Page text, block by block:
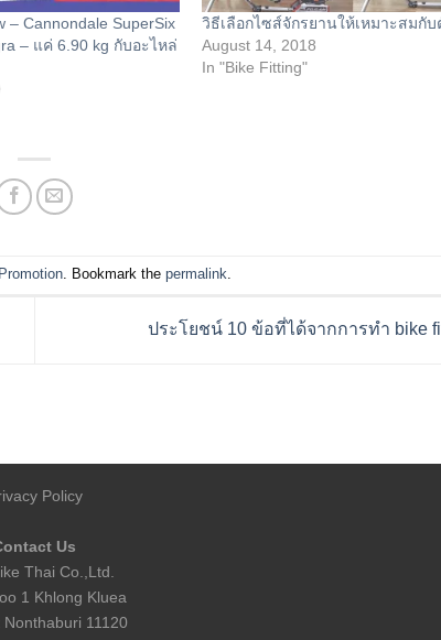
– Cannondale SuperSix
– แค่ 6.90 kg กับอะไหล่
วิธีเลือกไซส์จักรยานให้เหมาะสมกับ
August 14, 2018
In "Bike Fitting"
Promotion. Bookmark the permalink.
ประโยชน์ 10 ข้อที่ได้จากการทำ bike
Policy
Us
Thai Co.,Ltd.
1 Khlong Kluea
Nonthaburi 11120